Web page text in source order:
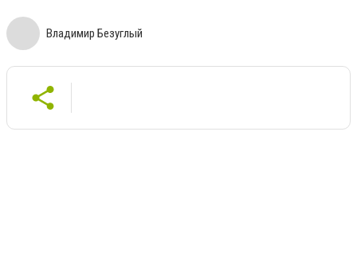
Владимир Безуглый